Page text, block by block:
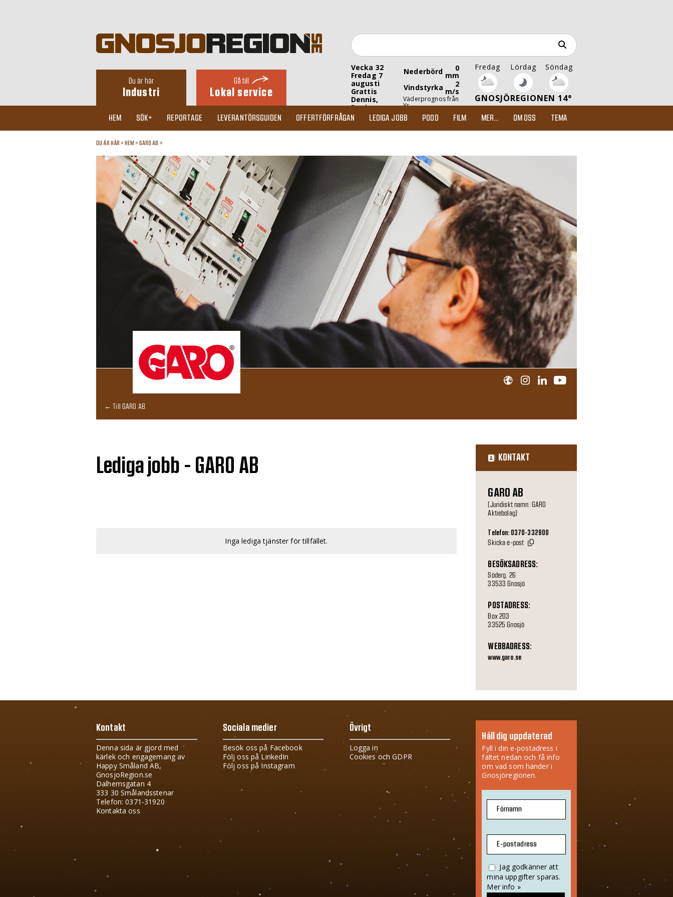
Du är här
Industri
Gå till
Lokal service
Vecka 32
Fredag 7
augusti
Grattis
Dennis,
Denise
Nederbörd 0
mm
Vindstyrka
2
m/s
Väderprognos från
Yr
Fredag Lördag Söndag
GNOSJÖREGIONEN 14°
HEM SÖK+ REPORTAGE LEVERANTÖRSGUIDEN OFFERTFÖRFRÅGAN LEDIGA JOBB PODD FILM MER... OM OSS TEMA
DU ÄR HÄR » HEM » GARO AB »
← Till GARO AB
Lediga jobb - GARO AB
Inga lediga tjänster för tillfället.
KONTAKT
GARO AB
(Juridiskt namn: GARO
Aktiebolag)
Telefon: 0370-332800
Skicka e-post
BESÖKSADRESS:
Söderg. 26
33533 Gnosjö
POSTADRESS:
Box 203
33525 Gnosjö
WEBBADRESS:
www.garo.se
Kontakt
Denna sida är gjord med
kärlek och engagemang av
Happy Småland AB,
GnosjoRegion.se
Dalhemsgatan 4
333 30 Smålandsstenar
Telefon: 0371-31920
Kontakta oss
Sociala medier
Besök oss på Facebook
Följ oss på LinkedIn
Följ oss på Instagram
Övrigt
Logga in
Cookies och GDPR
Håll dig uppdaterad
Fyll i din e-postadress i
fältet nedan och få info
om vad som händer i
Gnosjöregionen.
Förnamn
E-postadress
Jag godkänner att
mina uppgifter sparas.
Mer info »